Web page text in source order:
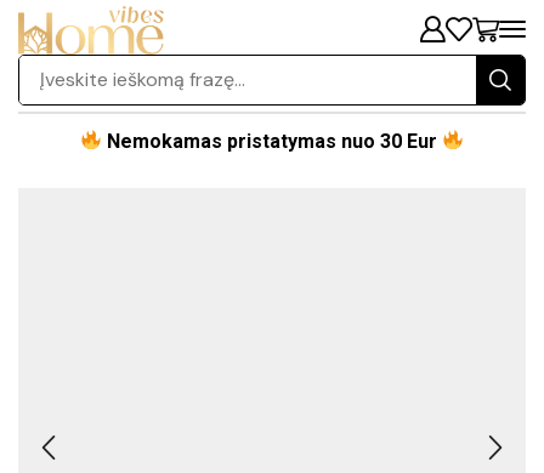
Nemokamas pristatymas nuo 30 Eur